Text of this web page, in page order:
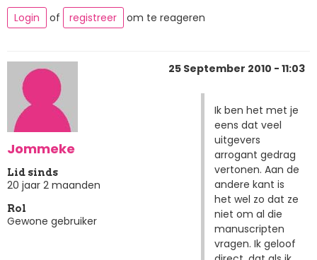
Login
of registreer om te reageren
Jommeke
Lid sinds
20 jaar 2 maanden
Rol
Gewone gebruiker
25 September 2010 - 11:03
Ik ben het met je
eens dat veel
uitgevers
arrogant gedrag
vertonen. Aan de
andere kant is
het wel zo dat ze
niet om al die
manuscripten
vragen. Ik geloof